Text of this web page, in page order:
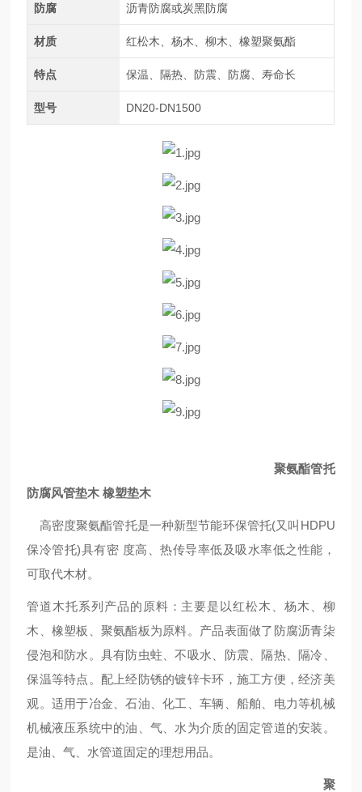
防腐 沥青防腐或炭黑防腐
材质 红松木、杨木、柳木、橡塑聚氨酯
特点 保温、隔热、防震、防腐、寿命长
型号 DN20-DN1500
聚氨酯管托
防腐风管垫木 橡塑垫木
高密度聚氨酯管托是一种新型节能环保管托(又叫HDPU
保冷管托)具有密 度高、热传导率低及吸水率低之性能，
可取代木材。
管道木托系列产品的原料：主要是以红松木、杨木、柳
木、橡塑板、聚氨酯板为原料。产品表面做了防腐沥青柒
侵泡和防水。具有防虫蛀、不吸水、防震、隔热、隔冷、
保温等特点。配上经防锈的镀锌卡环，施工方便，经济美
观。适用于冶金、石油、化工、车辆、船舶、电力等机械
机械液压系统中的油、气、水为介质的固定管道的安装。
是油、气、水管道固定的理想用品。
聚